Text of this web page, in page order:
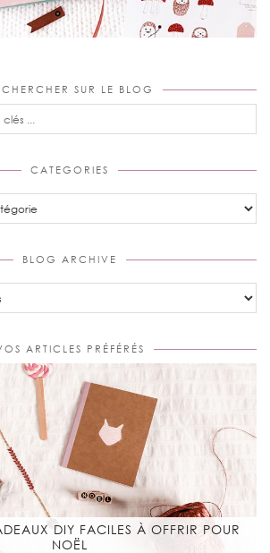
SUR LE BLOG
CATEGORIES
BLOG ARCHIVE
ARTICLES PRÉFÉRÉS
DIY FACILES À OFFRIR POUR
NOËL